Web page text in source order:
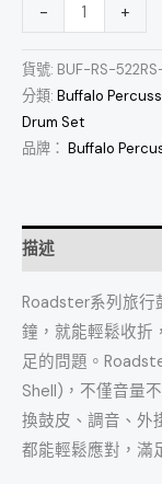
- +
貨號: BUF-RS-
分類: Buffalo
Drum Set
品牌： Buffalo
描述
Roadster系列旅行
鐘，就能輕鬆收折，
足的問題。
Shell)，不僅音量
換鼓皮、調音、外
都能輕鬆應對，滿